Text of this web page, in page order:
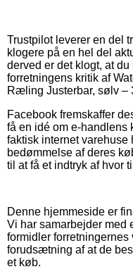
Trustpilot leverer en del
klogere på en hel del
derved er det klogt, at
forretningens kritik af
Ræling Justerbar, sølv –
Facebook fremskaffer
få en idé om e-handlens
faktisk internet varehuse
bedømmelse af deres
til at få et indtryk af hvor
Denne hjemmeside er
Vi har samarbejder med
formidler forretningernes
forudsætning af at de
et køb.